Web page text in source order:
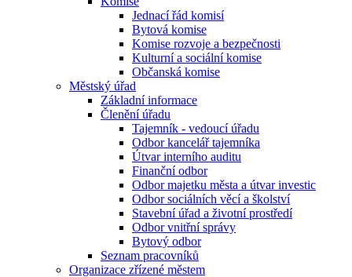
Jednací řád komisí
Bytová komise
Komise rozvoje a bezpečnosti
Kulturní a sociální komise
Občanská komise
Městský úřad
Základní informace
Členění úřadu
Tajemník - vedoucí úřadu
Odbor kancelář tajemníka
Útvar interního auditu
Finanční odbor
Odbor majetku města a útvar investic
Odbor sociálních věcí a školství
Stavební úřad a životní prostředí
Odbor vnitřní správy
Bytový odbor
Seznam pracovníků
Organizace zřízené městem